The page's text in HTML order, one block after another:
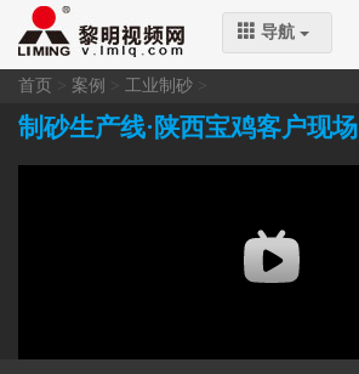
导航
首页 > 案例 > 工业制砂 >
制砂生产线·陕西宝鸡客户现场